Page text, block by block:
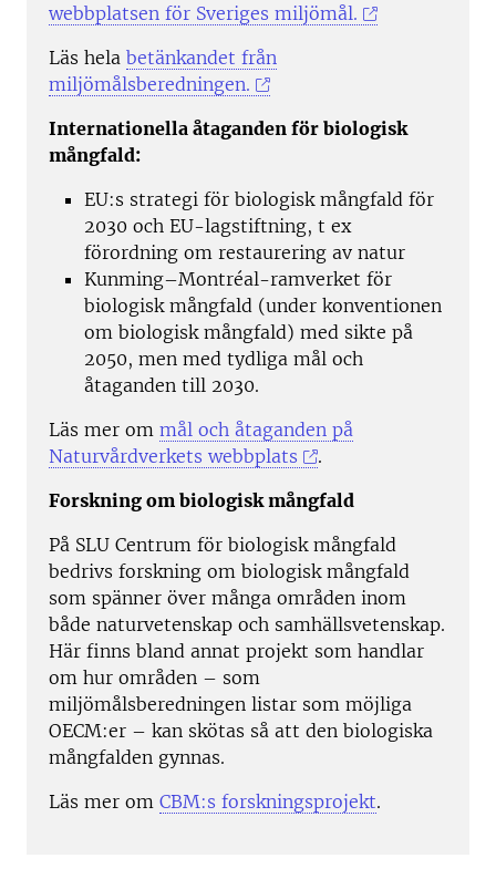
webbplatsen för Sveriges miljömål.
Läs hela betänkandet från
miljömålsberedningen.
Internationella åtaganden för biologisk
mångfald:
EU:s strategi för biologisk mångfald för
2030 och EU-lagstiftning, t ex
förordning om restaurering av natur
Kunming–Montréal-ramverket för
biologisk mångfald (under konventionen
om biologisk mångfald) med sikte på
2050, men med tydliga mål och
åtaganden till 2030.
Läs mer om mål och åtaganden på
Naturvårdverkets webbplats
.
Forskning om biologisk mångfald
På SLU Centrum för biologisk mångfald
bedrivs forskning om biologisk mångfald
som spänner över många områden inom
både naturvetenskap och samhällsvetenskap.
Här finns bland annat projekt som handlar
om hur områden – som
miljömålsberedningen listar som möjliga
OECM:er – kan skötas så att den biologiska
mångfalden gynnas.
Läs mer om CBM:s forskningsprojekt.